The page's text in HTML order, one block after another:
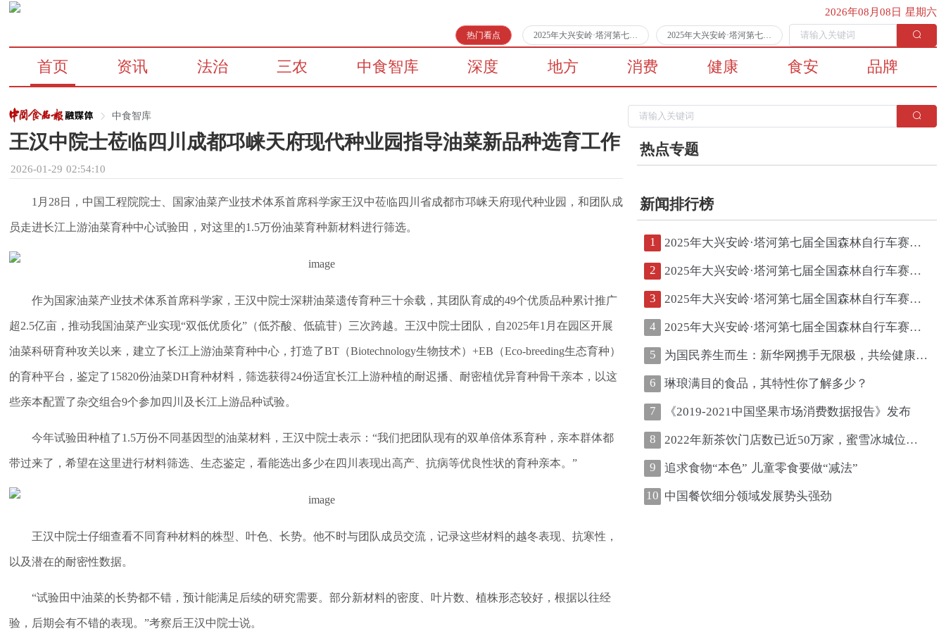
2026年08月08日 星期六
热门看点 2025年大兴安岭·塔河第七届全国森林自行车赛第二日比赛顺利完赛2025年大兴安岭·塔河第七届全国森林自行车赛将于7月11日拉开战幕
首页 资讯 法治 三农 中食智库 深度 地方 消费 健康 食安 品牌
中食智库
王汉中院士莅临四川成都邛崃天府现代种业园指导油菜新品种选育工作
2026-01-29 02:54:10
1月28日，中国工程院院士、国家油菜产业技术体系首席科学家王汉中莅临四川省成都市邛崃天府现代种业园，和团队成
员走进长江上游油菜育种中心试验田，对这里的1.5万份油菜育种新材料进行筛选。
作为国家油菜产业技术体系首席科学家，王汉中院士深耕油菜遗传育种三十余载，其团队育成的49个优质品种累计推广
超2.5亿亩，推动我国油菜产业实现“双低优质化”（低芥酸、低硫苷）三次跨越。王汉中院士团队，自2025年1月在园区开展
油菜科研育种攻关以来，建立了长江上游油菜育种中心，打造了BT（Biotechnology生物技术）+EB（Eco-breeding生态育种）
的育种平台，鉴定了15820份油菜DH育种材料，筛选获得24份适宜长江上游种植的耐迟播、耐密植优异育种骨干亲本，以这
些亲本配置了杂交组合9个参加四川及长江上游品种试验。
今年试验田种植了1.5万份不同基因型的油菜材料，王汉中院士表示：“我们把团队现有的双单倍体系育种，亲本群体都
带过来了，希望在这里进行材料筛选、生态鉴定，看能选出多少在四川表现出高产、抗病等优良性状的育种亲本。”
王汉中院士仔细查看不同育种材料的株型、叶色、长势。他不时与团队成员交流，记录这些材料的越冬表现、抗寒性，
以及潜在的耐密性数据。
“试验田中油菜的长势都不错，预计能满足后续的研究需要。部分新材料的密度、叶片数、植株形态较好，根据以往经
验，后期会有不错的表现。”考察后王汉中院士说。
热点专题
新闻排行榜
1 2025年大兴安岭·塔河第七届全国森林自行车赛第二日比赛顺利完赛
2 2025年大兴安岭·塔河第七届全国森林自行车赛将于7月11日拉开战幕
3 2025年大兴安岭·塔河第七届全国森林自行车赛鸣枪开赛
4 2025年大兴安岭·塔河第七届全国森林自行车赛圆满收官
5 为国民养生而生：新华网携手无限极，共绘健康中国新图景
6 琳琅满目的食品，其特性你了解多少？
7 《2019-2021中国坚果市场消费数据报告》发布
8 2022年新茶饮门店数已近50万家，蜜雪冰城位居第一、古茗第二
9 追求食物“本色” 儿童零食要做“减法”
10 中国餐饮细分领域发展势头强劲